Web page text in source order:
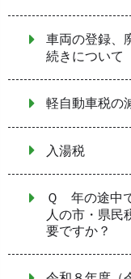
車両の登録、
続きについて
軽自動車税の
入湯税
Ｑ 年の途中
人の市・県民
要ですか？